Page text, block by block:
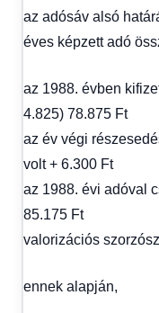
az adósáv alsó
éves képzett adó
az 1988. évben
4.825) 78.875 Ft
az év végi
volt + 6.300 Ft
az 1988. évi adóval
85.175 Ft
valorizációs
ennek alapján,